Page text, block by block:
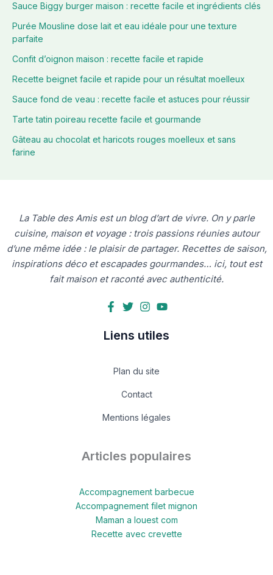
Sauce Biggy burger maison : recette facile et ingrédients clés
Purée Mousline dose lait et eau idéale pour une texture
parfaite
Confit d’oignon maison : recette facile et rapide
Recette beignet facile et rapide pour un résultat moelleux
Sauce fond de veau : recette facile et astuces pour réussir
Tarte tatin poireau recette facile et gourmande
Gâteau au chocolat et haricots rouges moelleux et sans
farine
La Table des Amis est un blog d’art de vivre. On y parle
cuisine, maison et voyage : trois passions réunies autour
d’une même idée : le plaisir de partager. Recettes de saison,
inspirations déco et escapades gourmandes… ici, tout est
fait maison et raconté avec authenticité.
Liens utiles
Plan du site
Contact
Mentions légales
Articles populaires
Accompagnement barbecue
Accompagnement filet mignon
Maman a louest com
Recette avec crevette